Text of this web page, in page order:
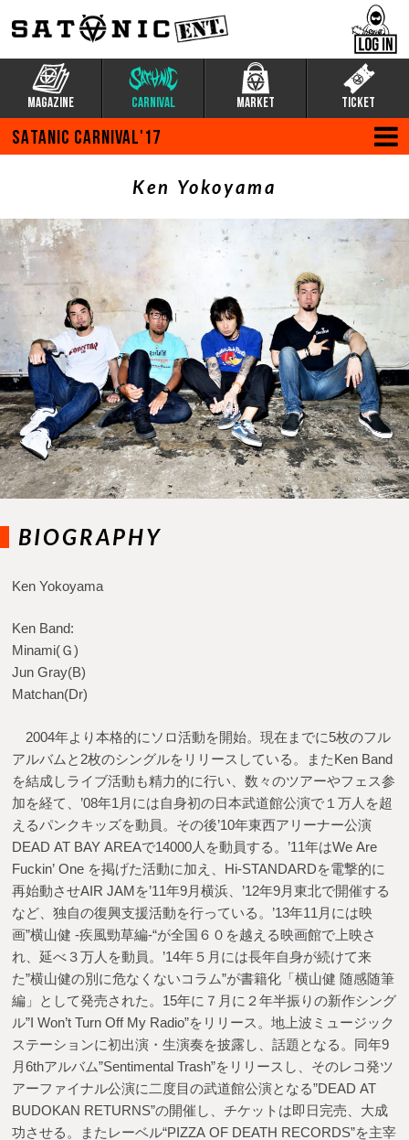
MAGAZINE CARNIVAL MARKET TICKET
SATANIC CARNIVAL'17
Ken Yokoyama
BIOGRAPHY
Ken Yokoyama
Ken Band:
Minami(Ｇ)
Jun Gray(B)
Matchan(Dr)
2004年より本格的にソロ活動を開始。現在までに5枚のフル
アルバムと2枚のシングルをリリースしている。またKen Band
を結成しライブ活動も精力的に行い、数々のツアーやフェス参
加を経て、’08年1月には自身初の日本武道館公演で１万人を超
えるパンクキッズを動員。その後’10年東西アリーナー公演
DEAD AT BAY AREAで14000人を動員する。’11年はWe Are
Fuckin’ One を掲げた活動に加え、Hi-STANDARDを電撃的に
再始動させAIR JAMを’11年9月横浜、’12年9月東北で開催する
など、独自の復興支援活動を行っている。’13年11月には映
画”横山健 -疾風勁草編-“が全国６０を越える映画館で上映さ
れ、延べ３万人を動員。’14年５月には長年自身が続けて来
た”横山健の別に危なくないコラム”が書籍化「横山健 随感随筆
編」として発売された。15年に７月に２年半振りの新作シング
ル”I Won’t Turn Off My Radio”をリリース。地上波ミュージック
ステーションに初出演・生演奏を披露し、話題となる。同年9
月6thアルバム”Sentimental Trash”をリリースし、そのレコ発ツ
アーファイナル公演に二度目の武道館公演となる”DEAD AT
BUDOKAN RETURNS”の開催し、チケットは即日完売、大成
功させる。またレーベル“PIZZA OF DEATH RECORDS”を主宰